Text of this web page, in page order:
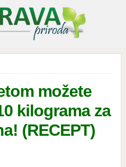
možete
kilograma za
(RECEPT)